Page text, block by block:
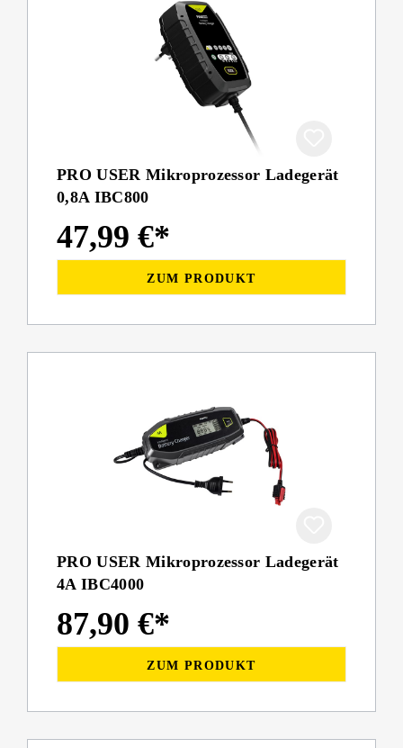
PRO USER Mikroprozessor Ladegerät
0,8A IBC800
47,99 €*
ZUM PRODUKT
PRO USER Mikroprozessor Ladegerät
4A IBC4000
87,90 €*
ZUM PRODUKT